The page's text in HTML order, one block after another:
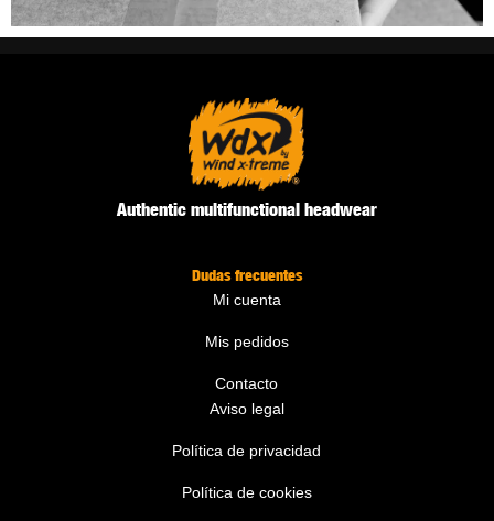
Authentic multifunctional headwear
Dudas frecuentes
Mi cuenta
Mis pedidos
Contacto
Aviso legal
Política de privacidad
Política de cookies